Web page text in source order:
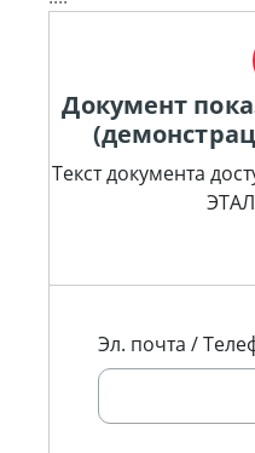
Документ
Текст документа
Эл. почта /